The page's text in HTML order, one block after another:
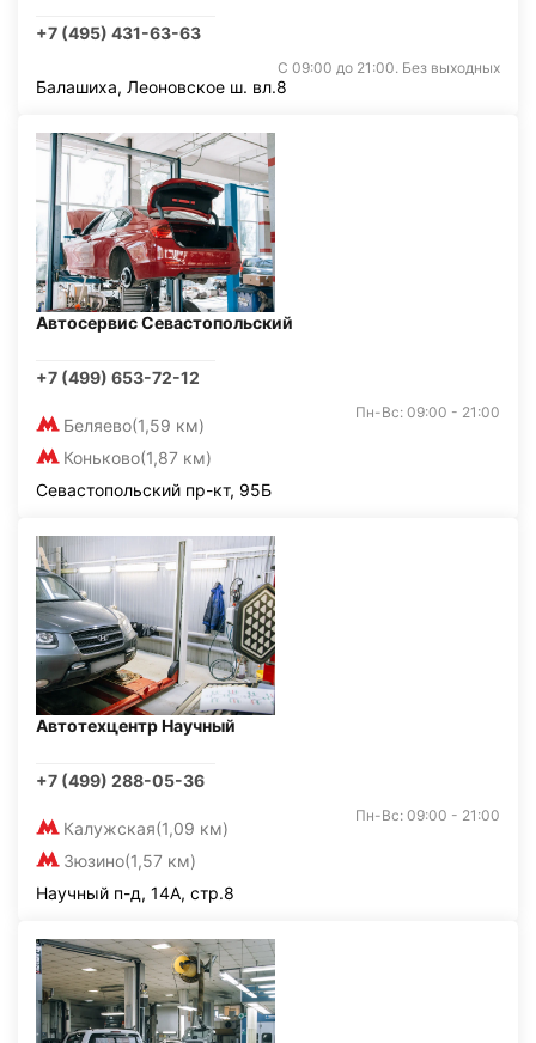
+7 (495) 431-63-63
С 09:00 до 21:00. Без выходных
Балашиха, Леоновское ш. вл.8
Автосервис Севастопольский
+7 (499) 653-72-12
Беляево(1,59 км)
Коньково(1,87 км)
Пн-Вс: 09:00 - 21:00
Севастопольский пр-кт, 95Б
Автотехцентр Научный
+7 (499) 288-05-36
Калужская(1,09 км)
Зюзино(1,57 км)
Пн-Вс: 09:00 - 21:00
Научный п-д, 14А, стр.8